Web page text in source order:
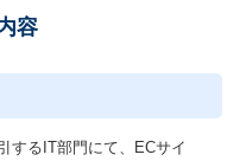
容
するIT部門にて、ECサイ